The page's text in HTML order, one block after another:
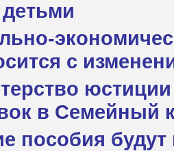
с
в Семейный
пособия